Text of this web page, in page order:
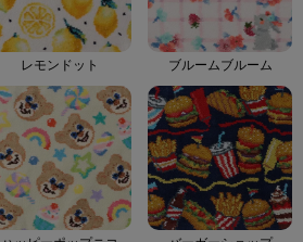
レモンドット ブルームブルーム